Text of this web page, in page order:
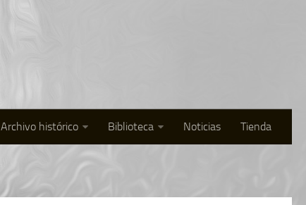
Archivo histórico Biblioteca Noticias Tienda